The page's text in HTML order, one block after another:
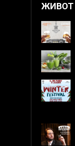
ЖИВОТ